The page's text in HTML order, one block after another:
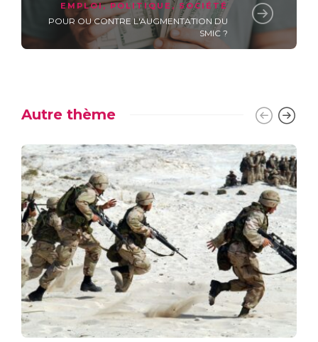
EMPLOI,POLITIQUE, SOCIÉTÉ
POUR OU CONTRE L'AUGMENTATION DU
SMIC ?
Autre thème